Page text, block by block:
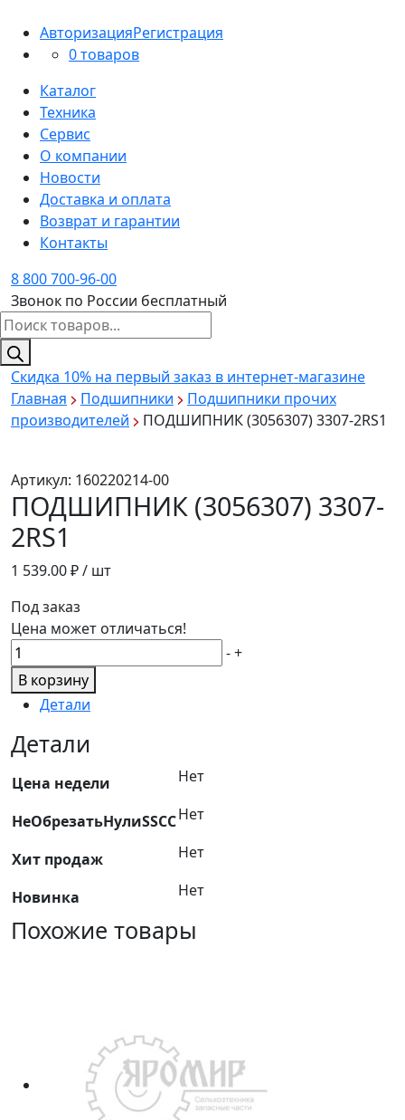
АвторизацияРегистрация
0 товаров
Каталог
Техника
Сервис
О компании
Новости
Доставка и оплата
Возврат и гарантии
Контакты
8 800 700-96-00
Звонок по России бесплатный
Поиск
товаров
Скидка 10% на первый заказ в интернет-магазине
Главная
Подшипники
Подшипники прочих
производителей
ПОДШИПНИК (3056307) 3307-2RS1
Артикул: 160220214-00
ПОДШИПНИК (3056307) 3307-
2RS1
1 539.00₽ / шт
Под заказ
Цена может отличаться!
Количество
товара
ПОДШИПНИК
(3056307)
3307-
2RS1
-+
В корзину
Детали
Детали
Цена недели Нет
НеОбрезатьНулиSSCCНет
Хит продаж Нет
Новинка Нет
Похожие товары